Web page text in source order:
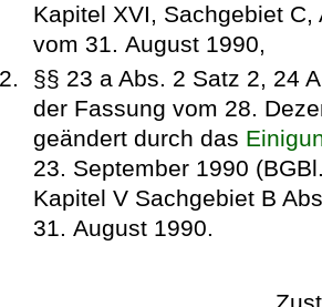
Kapitel XVI, Sachgebiet
vom 31. August 1990,
§§ 23 a Abs. 2 Satz 2, 24
der Fassung vom 28.
geändert durch das
23. September 1990
Kapitel V Sachgebiet B
31. August 1990.